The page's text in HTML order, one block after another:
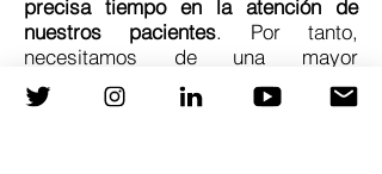
precisa tiempo en la atención de
nuestros pacientes. Por tanto,
necesitamos de una mayor
implicación de todos los actores
relevantes en la atención sanitaria,